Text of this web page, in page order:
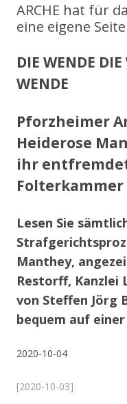
ARCHE hat für
eine eigene
DIE WENDE
WENDE
Pforzheimer
Heiderose
ihr
Folterkammer
Lesen Sie
Manthey,
Restorff, Kanzlei
von Steffen Jörg
bequem auf einer
2020-10-04
[2020-10-03]